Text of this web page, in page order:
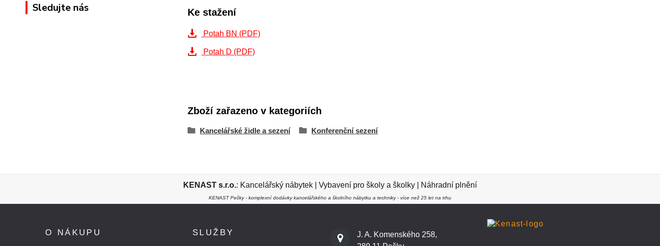
Sledujte nás Ke stažení
Potah BN (PDF)
Potah D (PDF)
Zboží zařazeno v kategoriích
Kancelářské židle a sezení Konferenční sezení
KENAST s.r.o.: Kancelářský nábytek Vybavení pro školy a školky Náhradní plnění
KENAST Pečky - komplexní dodávky kancelářského a školního nábytku a techniky - více než 25 let na trhu
O NÁKUPU SLUŽBY
J. A. Komenského 258,